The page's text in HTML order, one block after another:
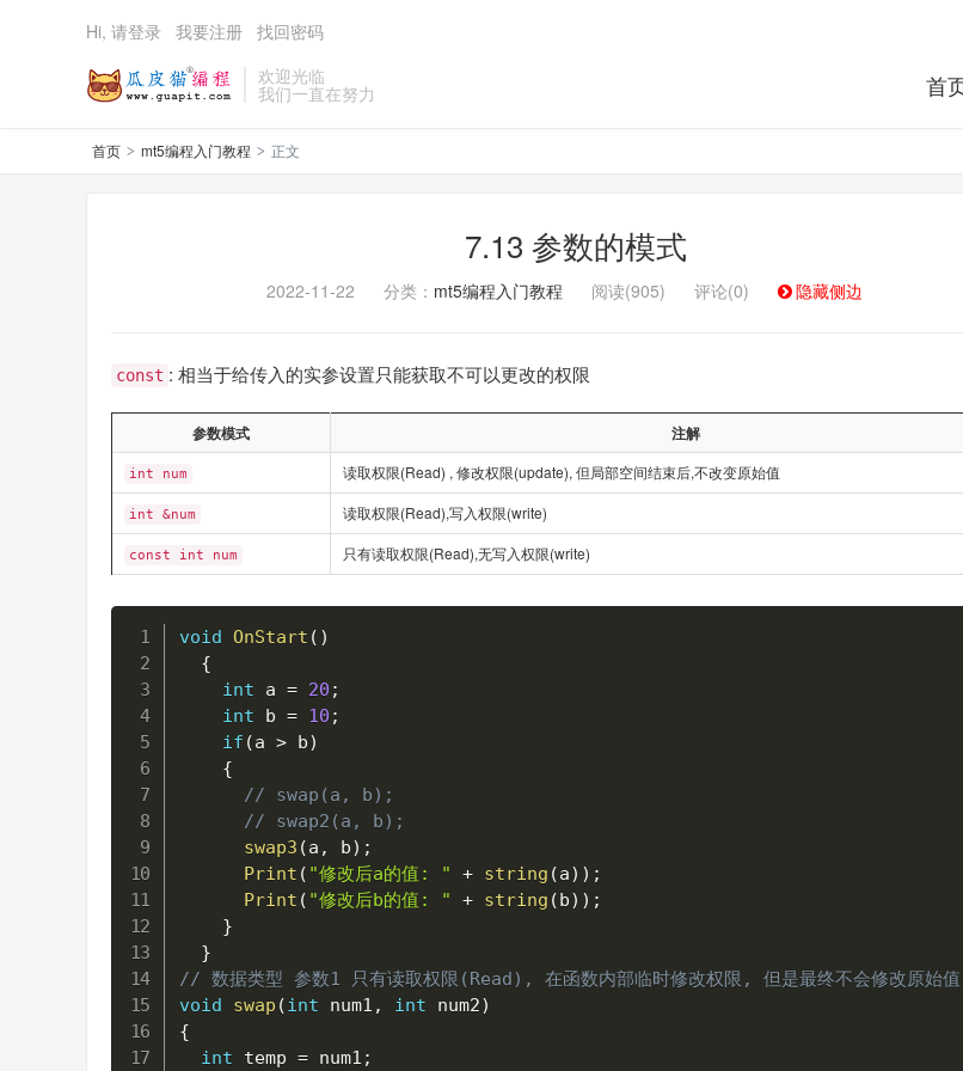
欢迎光临
我们一直在努力 首
Hi, 请登录 我要注册 找回密码
首页 > mt5编程入门教程 > 正文
7.13 参数的模式
2022-11-22 分类： mt5编程入门教程 阅读(905) 评论(0) 隐藏侧边
const : 相当于给传入的实参设置只能获取不可以更改的权限
参数模式 注解
int num 读取权限(Read) , 修改权限(update), 但局部空间结束后,不改变原始值
int &num 读取权限(Read),写入权限(write)
const int num 只有读取权限(Read),无写入权限(write)
void OnStart ( )
{
int a = 20 ;
int b = 10 ;
if (a > b)
{
// swap(a, b);
// swap2(a, b);
swap3 (a , b) ;
Print ( "修改后a的值: " + string (a) ) ;
Print ( "修改后b的值: " + string (b) ) ;
}
}
// 数据类型 参数1 只有读取权限(Read), 在函数内部临时修改权限, 但是最终不会修改原始值
void
swap (int num1 , int num2)
{
int temp = num1 ;